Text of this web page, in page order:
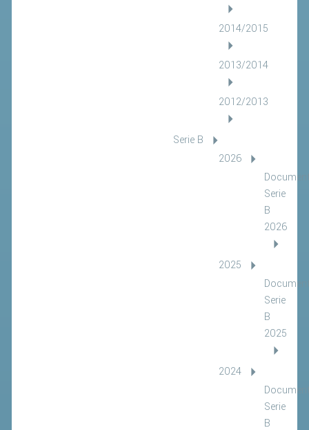
2014/2015
2013/2014
2012/2013
Serie B
2026
Serie
B
2026
2025
Serie
B
2025
2024
Serie
B